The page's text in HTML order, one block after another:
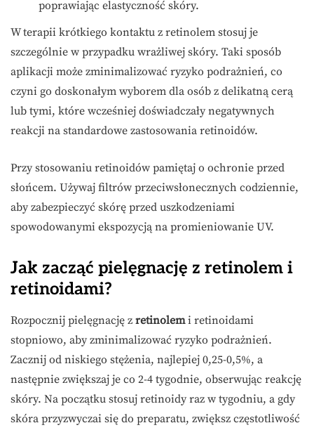
poprawiając elastyczność skóry.
W terapii krótkiego kontaktu z retinolem stosuj je
szczególnie w przypadku wrażliwej skóry. Taki sposób
aplikacji może zminimalizować ryzyko podrażnień, co
czyni go doskonałym wyborem dla osób z delikatną cerą
lub tymi, które wcześniej doświadczały negatywnych
reakcji na standardowe zastosowania retinoidów.
Przy stosowaniu retinoidów pamiętaj o ochronie przed
słońcem. Używaj filtrów przeciwsłonecznych codziennie,
aby zabezpieczyć skórę przed uszkodzeniami
spowodowanymi ekspozycją na promieniowanie UV.
Jak zacząć pielęgnację z retinolem i
retinoidami?
Rozpocznij pielęgnację z retinolemi retinoidami
stopniowo, aby zminimalizować ryzyko podrażnień.
Zacznij od niskiego stężenia, najlepiej 0,25-0,5%, a
następnie zwiększaj je co 2-4 tygodnie, obserwując reakcję
skóry. Na początku stosuj retinoidy raz w tygodniu, a gdy
skóra przyzwyczai się do preparatu, zwiększ częstotliwość